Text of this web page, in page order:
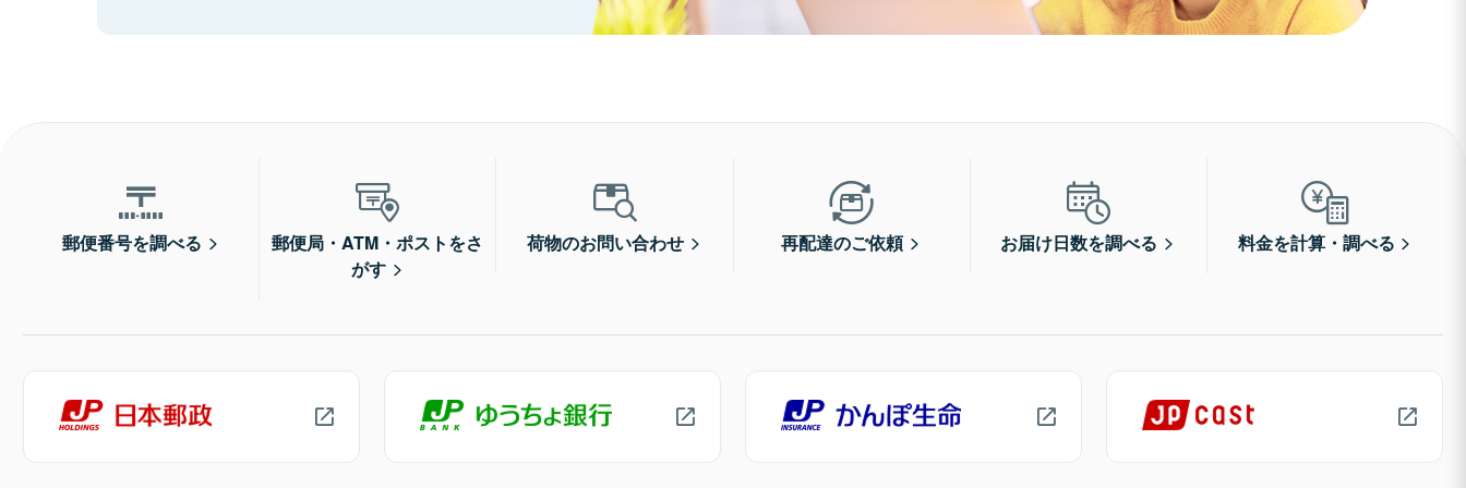
郵便番号を調べる
郵便局・ATM・ポストをさ
がす
荷物のお問い合わせ 再配達のご依頼 お届け日数を調べる 料金を計算・調べる